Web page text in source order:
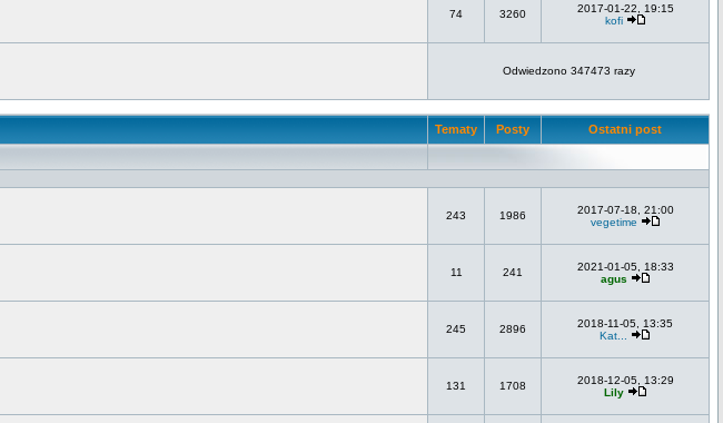
74 3260
2017-01-22, 19:15
kofi
Odwiedzono 347473 razy
Tematy Posty Ostatni post
243 1986
2017-07-18, 21:00
vegetime
11 241
2021-01-05, 18:33
agus
245 2896
2018-11-05, 13:35
Kat...
131 1708
2018-12-05, 13:29
Lily